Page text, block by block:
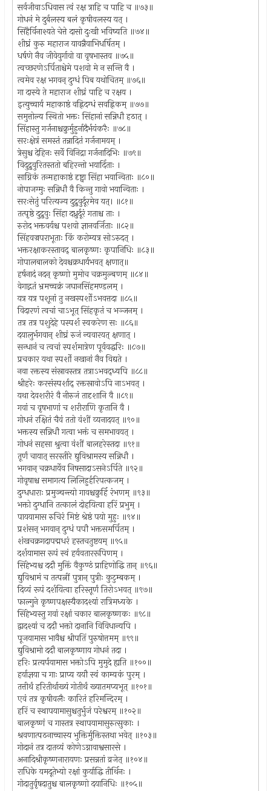
सर्वजीवाऽधिवास त्वं रक्ष त्राहि च पाहि च ॥७३॥
गोधनं मे दुर्बलस्य बलं कृषीवलस्य यत् ।
सिंहैर्विनाश्यते चेत्ते दासो दुःखी भविष्यति ॥७४॥
शीघ्रं कुरु महाराज यावन्नैवाभिधर्षितम् ।
धर्षणे नैव जीवेयुर्गावो वा वृषभास्तव ॥७५॥
त्वच्छरणेऽर्पिताश्चेमे पशवो मे न सन्ति वै ।
त्वमेव रक्ष भगवन् दुग्धं पिब यथोचितम् ॥७६॥
गा दास्ये ते महाराज शीघ्रं पाहि च रक्षय ।
इत्युच्चार्य महाकाष्ठं वह्निदग्धं सवह्निकम् ॥७७॥
समुत्तोल्य स्थितो भक्तः सिंहानां सन्निधौ हठात् ।
सिंहास्तु गर्जनाश्चक्रुर्मुहुर्नादैर्भयंकरैः ॥७८॥
सरःक्षेत्रं समस्तं तन्नादितं गर्जनामयम् ।
त्रेसुश्च देहिनः सर्वे विनिद्रा गर्जनादिभिः ॥७९॥
विदुद्रुवुरितस्ततो बहिरन्तो भयार्दिताः ।
साग्निकं तन्महाकाष्ठं दृष्ट्वा सिंहा भयान्विताः ॥८०॥
नोपाजग्मुः सन्निधौ वै किन्तु गावो भयान्विताः ।
सरःसेतुं परित्यज्य दुद्रुवुर्दूरमेव यत्। ॥८१॥
तत्पृष्ठे दुद्रुवुः सिंहा दध्रुर्दूरं गताश्च ताः ।
रुरोद भक्तवर्यश्च पशवो ज्ञानवर्जिताः ॥८२॥
सिंहवज्रपराभूताः किं करोम्यत्र सोऽरुदत् ।
भक्तरक्षाकरस्तावद् बालकृष्णः कृपानिधिः ॥८३॥
गोपालबालको देवश्चक्रधार्यभवत् क्षणात्॥
हर्षनादं नदन् कृष्णो मुमोच चक्रमुल्बणम् ॥८४॥
वेगाद्गतं भ्रमच्चक्रं जघानसिंहमण्डलम् ।
यत्र यत्र पशूनां तु नखस्पर्शोऽभवत्तदा ॥८५॥
विदारणं त्वचां चाऽभूत् सिंहकृतं च भञ्जनम् ।
तत्र तत्र पशुदेहे पस्पर्श स्वकरेण सः ॥८६॥
दयालुर्भगवान् शीघ्रं रुजं न्यवारयत् क्षणात् ।
सन्धानं च त्वचां स्पर्शमात्रेण पूर्ववद्धरिः ॥८७॥
प्रचकार यथा स्पर्शो नखानां नैव विद्यते ।
नवा रक्तस्य संस्रावस्तत्र तत्राऽभवद्ध्यपि ॥८८॥
श्रीहरेः करसंस्पर्शाद् रक्तस्रावोऽपि नाऽभवत् ।
यथा देवशरीरं वै नीरुजं तादृशानि वै ॥८९॥
गवां च वृषभाणां च शरीराणि कृतानि वै ।
गोधनं रक्षितं चैवं ततो वंशीं व्यनादयत् ॥९०॥
भक्तस्य सन्निधौ गत्वा भक्तं च समभावयत् ।
गोधनं सहसा श्रुत्वा वंशीं बालहरेस्तदा ॥९१॥
तूर्णं चायात् सरस्तीरे द्युविश्रामस्य सन्निधौ ।
भगवान् चक्रधार्येव निषसादाऽसनेऽर्पिते ॥९२॥
गोवृषाश्च समागत्य लिलिहुर्हरिपत्कजम् ।
दुग्धधाराः प्रमुञ्चन्त्यो गावश्चक्रुर्हि रंभणम् ॥९३॥
भक्तो दुग्धानि तत्कालं दोहयित्वा हरिं प्रभुम् ।
पाययामास रुचिरं मिष्टं श्रेष्ठं पयो मुहुः ॥९४॥
प्रशंसन् भगवान् दुग्धं पपौ भक्तसमर्पितम् ।
शंखचक्रगदापद्मधरं हस्तचतुष्टयम् ॥९५॥
दर्शयामास रूपं स्वं हर्यवताररूपिणम् ।
सिंहेभ्यश्च ददौ मुक्तिं वैकुण्ठं प्राहिणोद्धि तान् ॥९६॥
द्युविश्रामं च तत्पत्नीं पुत्रान् पुत्रीः कुटुम्बकम् ।
दिव्यं रूपं दर्शयित्वा हरिस्तूर्णं तिरोऽभवत् ॥९७॥
फाल्गुने कृष्णपक्षस्यैकादश्यां रात्रिमध्यके ।
सिंहेभ्यस्तु गवां रक्षां चकार बालकृष्णकः ॥९८॥
द्वादश्यां च ददौ भक्तो दानानि विविधान्यपि ।
पूजयामास भावैश्च श्रीपतिं पुरुषोत्तमम् ॥९९॥
द्युविश्रामो ददौ बालकृष्णाय गोधनं तदा ।
हरिः प्रत्यर्पयामास भक्तोऽपि मुमुदे ह्यति ॥१००॥
हर्याज्ञया च गाः प्राप्य ययौ स्वं काम्यकं पुरम् ।
तत्तीर्थं हरितीर्थाख्यं गोतीर्थं ख्यातमप्यभूत् ॥१०१॥
एवं तत्र कृषीवलैः कारितं हरिमन्दिरम् ।
हरिं च स्थापयामासुश्चतुर्भुजं परेश्वरम् ॥१०२॥
बालकृष्णं च गास्तत्र स्थापयामासुरुत्सुकाः ।
श्रवणात्पठनाच्चास्य भुक्तिर्मुक्तिस्तथा भवेत् ॥१०३॥
गोदानं तत्र दातव्यं कोणेऽग्नावाश्वसारसे ।
अनादिश्रीकृष्णनारायणः प्रसन्नतां व्रजेत् ॥१०४॥
राधिके यमदूतेभ्यो रक्षां कुर्याद्धि तीर्थिनः ।
गोदातुर्वृषदातुश्च बालकृष्णो दयानिधिः ॥१०५॥